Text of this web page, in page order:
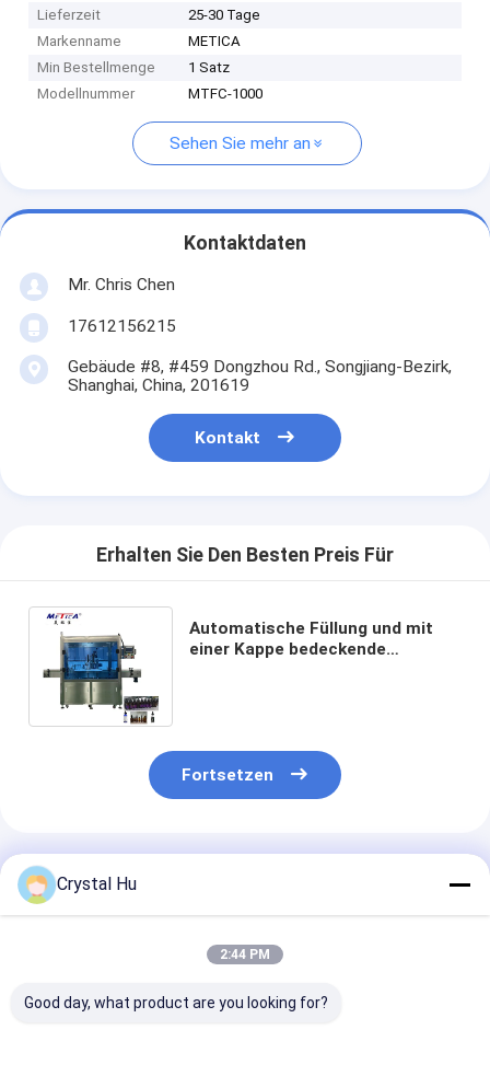
Lieferzeit
25-30 Tage
Markenname
METICA
Min Bestellmenge
1 Satz
Modellnummer
MTFC-1000
Sehen Sie mehr an
Kontaktdaten
Mr. Chris Chen
17612156215
Gebäude #8, #459 Dongzhou Rd., Songjiang-Bezirk,
Shanghai, China, 201619
Kontakt
Erhalten Sie Den Besten Preis Für
Automatische Füllung und mit
einer Kappe bedeckende
Fortsetzen
Empfohlene Produkte
Crystal Hu
2:44 PM
Good day, what product are you looking for?